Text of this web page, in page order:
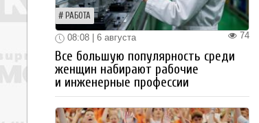
РАБОТА
74
08:08 | 6 августа
Все большую популярность среди
женщин набирают рабочие
и инженерные профессии